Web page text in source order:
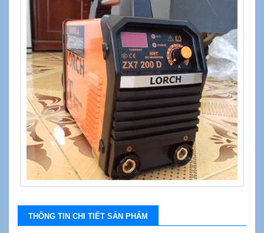
THÔNG TIN CHI TIẾT SẢN PHẨM